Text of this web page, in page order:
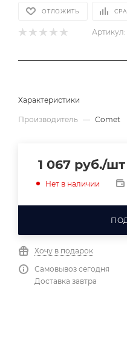
ОТЛОЖИТЬ
Артикул:
Характеристики
Производитель — Comet
1 067 руб./шт
Нет в наличии
Хочу в подарок
Самовывоз сегодня
Доставка завтра